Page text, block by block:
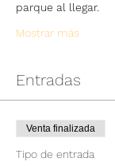
parque al llegar.
Mostrar más
Entradas
Venta finalizada
Tipo de entrada